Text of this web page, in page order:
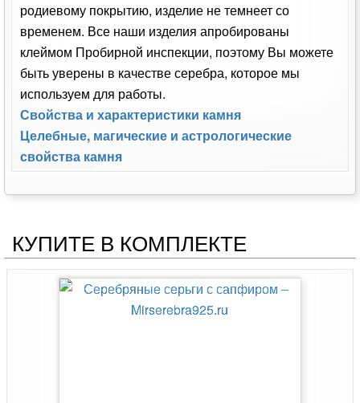
родиевому покрытию, изделие не темнеет со
временем. Все наши изделия апробированы
клеймом Пробирной инспекции, поэтому Вы можете
быть уверены в качестве серебра, которое мы
используем для работы.
Свойства и характеристики камня
Целебные, магические и астрологические
свойства камня
КУПИТЕ В КОМПЛЕКТЕ